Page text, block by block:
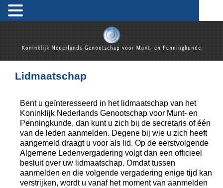
Koninklijk Nederlands Genootschap voor Munt- en
Lidmaatschap
Bent u geïnteresseerd in het lidmaatschap van het
Koninklijk Nederlands Genootschap voor Munt- en
Penningkunde, dan kunt u zich bij de secretaris of één
van de leden aanmelden. Degene bij wie u zich heeft
aangemeld draagt u voor als lid. Op de eerstvolgende
Algemene Ledenvergadering volgt dan een officieel
besluit over uw lidmaatschap. Omdat tussen
aanmelden en die volgende vergadering enige tijd kan
verstrijken, wordt u vanaf het moment van aanmelden